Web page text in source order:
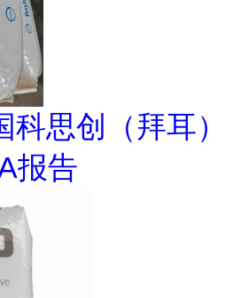
思创（拜耳）
报告